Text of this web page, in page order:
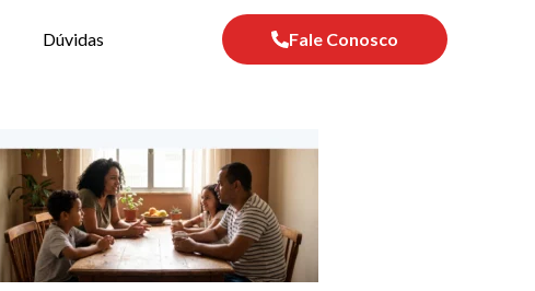
Dúvidas Fale Conosco